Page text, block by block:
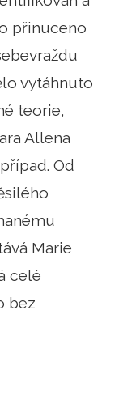
přinuceno
vytáhnuto
teorie,
Allena
Od
Marie
celé
bez